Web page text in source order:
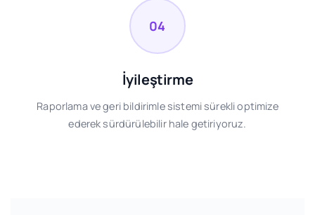
04
İyileştirme
Raporlama ve geri bildirimle sistemi sürekli optimize
ederek sürdürülebilir hale getiriyoruz.